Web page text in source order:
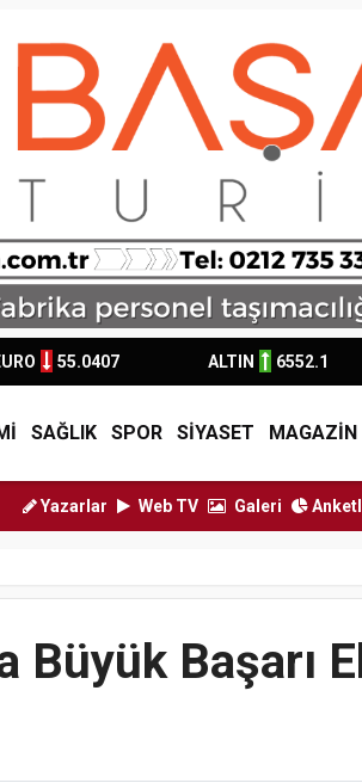
55.0407 ALTIN 6552.1
SAĞLIK SPOR SİYASET MAGAZİN
Yazarlar Web TV Galeri
Büyük Başarı